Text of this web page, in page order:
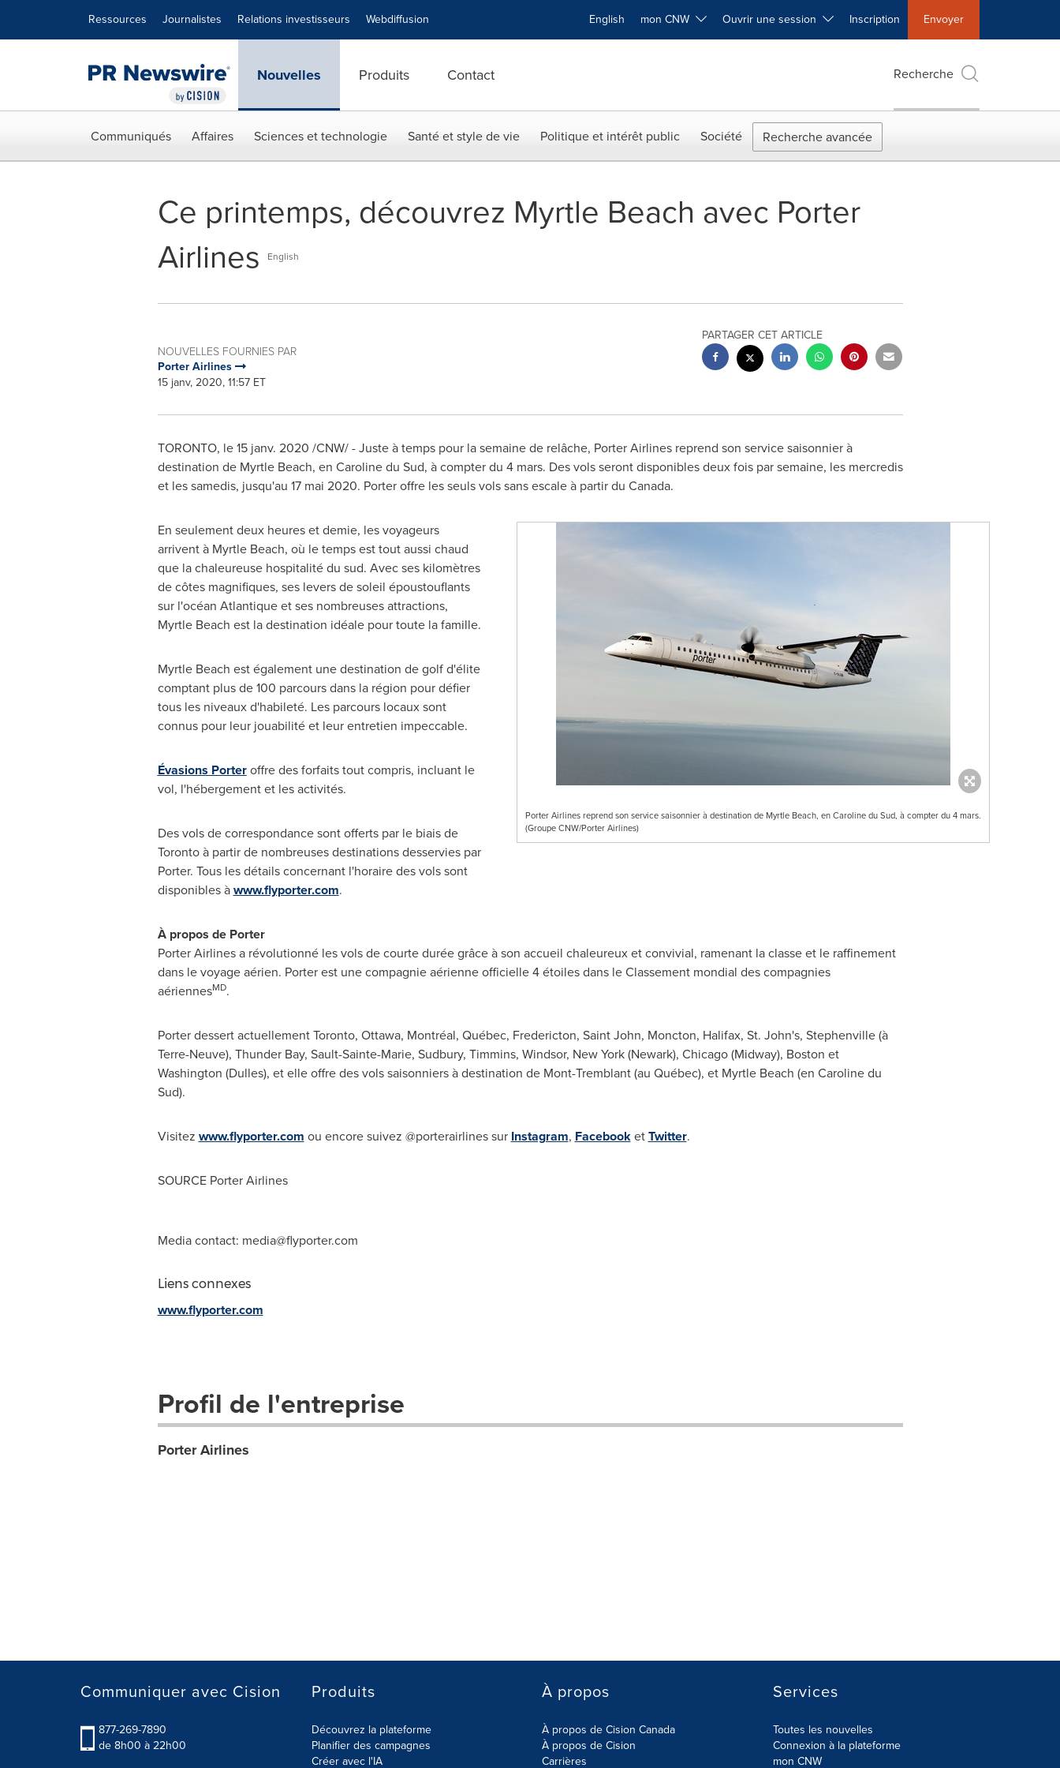
Ressources Journalistes Relations investisseurs Webdiffusion English mon CNW Ouvrir une session Inscription Envoyer
Nouvelles Produits Contact Recherche
Communiqués Affaires Sciences et technologie Santé et style de vie Politique et intérêt public Société Recherche avancée
Ce printemps, découvrez Myrtle Beach avec Porter
Airlines
English
NOUVELLES FOURNIES PAR
Porter Airlines
15 janv, 2020, 11:57 ET
PARTAGER CET ARTICLE
TORONTO, le 15 janv. 2020 /CNW/ - Juste à temps pour la semaine de relâche, Porter Airlines reprend son service saisonnier à
destination de Myrtle Beach, en Caroline du Sud, à compter du 4 mars. Des vols seront disponibles deux fois par semaine, les mercredis
et les samedis, jusqu'au 17 mai 2020. Porter offre les seuls vols sans escale à partir du Canada.
Porter Airlines reprend son service saisonnier à destination de Myrtle Beach, en Caroline du Sud, à compter du 4 mars.
(Groupe CNW/Porter Airlines)
En seulement deux heures et demie, les voyageurs
arrivent à Myrtle Beach, où le temps est tout aussi chaud
que la chaleureuse hospitalité du sud. Avec ses kilomètres
de côtes magnifiques, ses levers de soleil époustouflants
sur l'océan Atlantique et ses nombreuses attractions,
Myrtle Beach est la destination idéale pour toute la famille.
Myrtle Beach est également une destination de golf d'élite
comptant plus de 100 parcours dans la région pour défier
tous les niveaux d'habileté. Les parcours locaux sont
connus pour leur jouabilité et leur entretien impeccable.
Évasions Porteroffre des forfaits tout compris, incluant le
vol, l'hébergement et les activités.
Des vols de correspondance sont offerts par le biais de
Torontoà partir de nombreuses destinations desservies par
Porter. Tous les détails concernant l'horaire des vols sont
disponibles àwww.flyporter.com.
À propos de Porter
Porter Airlines a révolutionné les vols de courte durée grâce à son accueil chaleureux et convivial, ramenant la classe et le raffinement
dans le voyage aérien. Porter est une compagnie aérienne officielle 4 étoiles dans le Classement mondial des compagnies
aériennesMD.
Porter dessert actuellementToronto, Ottawa, Montréal, Québec, Fredericton, Saint John, Moncton, Halifax, St. John's, Stephenville(à
Terre-Neuve), Thunder Bay, Sault-Sainte-Marie, Sudbury, Timmins, Windsor, New York(Newark), Chicago(Midway), Boston et
Washington (Dulles), et elle offre des vols saisonniers à destination de Mont-Tremblant(au Québec), et Myrtle Beach (en Caroline du
Sud).
Visitez www.flyporter.com ou encore suivez @porterairlines sur Instagram, FacebooketTwitter.
SOURCE Porter Airlines
Media contact: media@flyporter.com
Liens connexes
www.flyporter.com
Profil de l'entreprise
Porter Airlines
Communiquer avec Cision
877-269-7890
de 8h00 à 22h00
Produits
Découvrez la plateforme
Planifier des campagnes
Créer avec l'IA
À propos
À propos de Cision Canada
À propos de Cision
Carrières
Services
Toutes les nouvelles
Connexion à la plateforme
mon CNW